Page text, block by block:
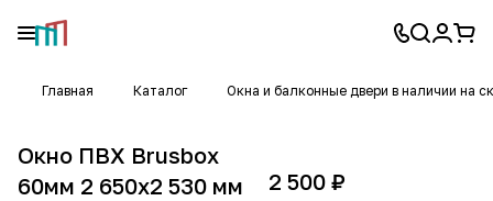
Главная Каталог Окна и балконные двери в наличии на
Окно ПВХ Brusbox
60мм 2 650х2 530 мм
2 500 ₽